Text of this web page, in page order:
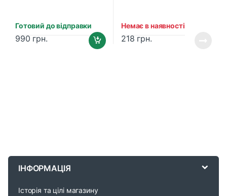
Готовий до відправки
990 грн.
Немає в наявності
218 грн.
ІНФОРМАЦІЯ
Історія та цілі магазину